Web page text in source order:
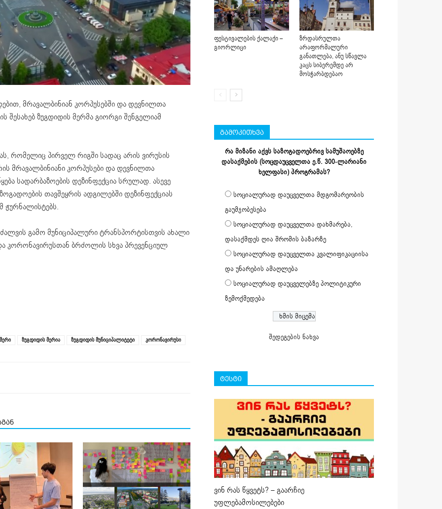
მრავალბინიან კორპუსებში და დევნილთა
შესახებ ზუგდიდის მერმა გიორგი შენგელიამ
რომელიც პირველ რიგში სადაც არის ვირუსის
მრავალბინიანი კორპუსები და დევნილთა
სადარბაზოების დეზინფექცია სრულად. ასევე
თავშეყრის ადგილებში დეზინფექციას
ჟურნალისტებს.
გამო მუნიციპალური ტრანსპორტისთვის ახალი
კორონავირუსთან ბრძოლის სხვა პრევენციულ
ზუგდიდის მერია ზუგდიდის მუნიციპალიტეტი კორონავირუსი
ფესტივალების ქალაქი –
გიორლიცი
ზრდასრულთა
არაფორმალური
განათლება, ანუ სწავლა
კაცს სიბერემდე არ
მოსჭარბდებაო
გამოკითხვა
რა მიზანი აქვს საზოგადოებრივ სამუშაოებზე
დასაქმების (სოცდაუცველთა ე.წ. 300-ლარიანი
ხელფასი) პროგრამას?
სოციალურად დაუცველთა მდგომარეობის
გაუმჯობესება
სოციალურად დაუცველთა დახმარება,
დასაქმდეს ღია შრომის ბაზარზე
სოციალურად დაუცველთა კვალიფიკაციისა
და უნარების ამაღლება
სოციალურად დაუცველებზე პოლიტიკური
ზემოქმედება
შედეგების ნახვა
ტესტი
ვინ რას წყვეტს? – გაარჩიე
უფლებამოსილებები